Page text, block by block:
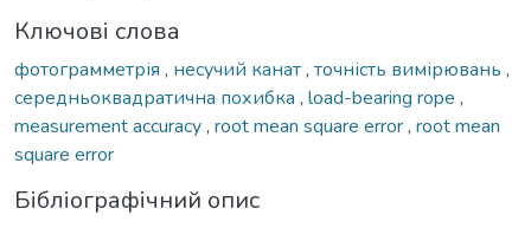
Ключові слова
фотограмметрія , несучий канат, точність вимірювань ,
середньоквадратична похибка , load-bearing rope ,
measurement accuracy, root mean square error, root mean
square error
Бібліографічний опис